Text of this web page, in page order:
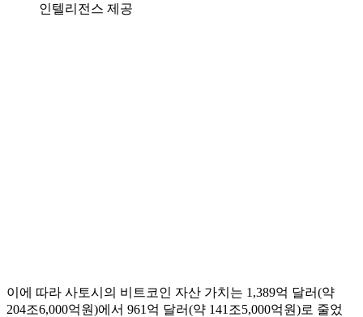
인텔리전스 제공
이에 따라 사토시의 비트코인 자산 가치는 1,389억 달러(약
204조6,000억원)에서 961억 달러(약 141조5,000억원)로 줄었